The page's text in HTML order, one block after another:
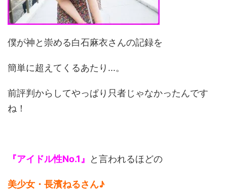
僕が神と崇める白石麻衣さんの記録を
簡単に超えてくるあたり...。
前評判からしてやっぱり只者じゃなかったんです
ね！
『アイドル性No.1』 と言われるほどの
美少女・長濱ねるさん♪